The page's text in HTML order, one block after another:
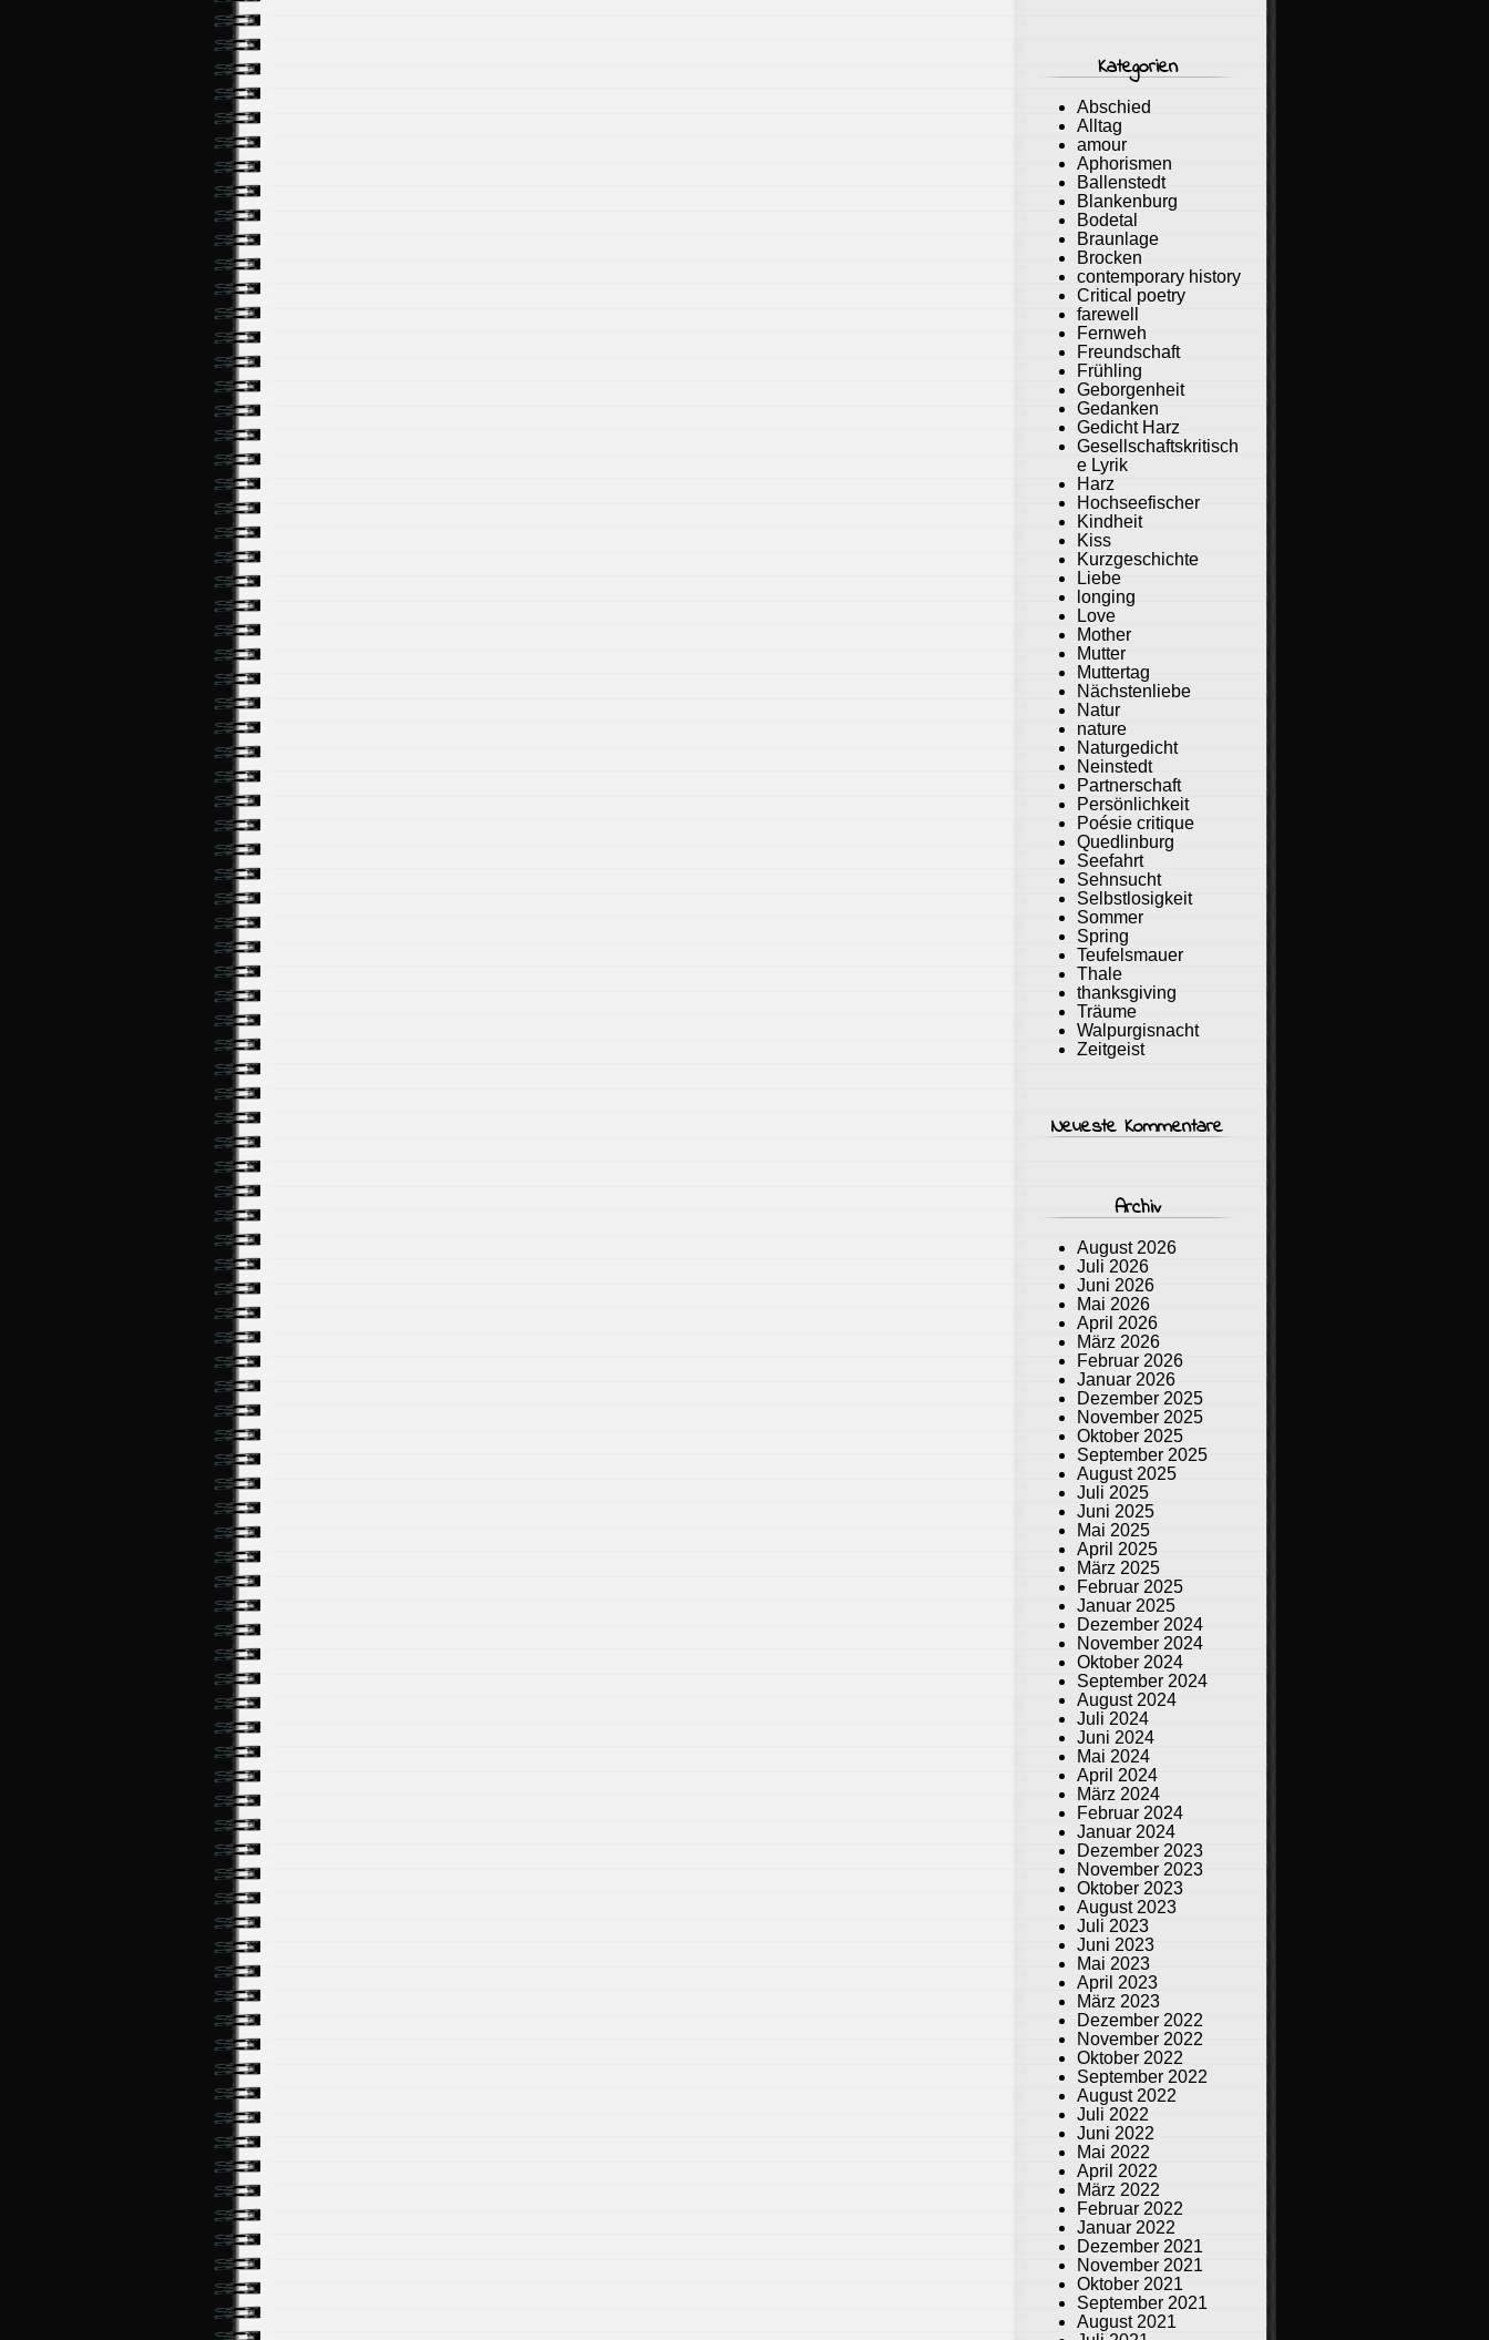
Kategorien
Abschied
Alltag
amour
Aphorismen
Ballenstedt
Blankenburg
Bodetal
Braunlage
Brocken
contemporary history
Critical poetry
farewell
Fernweh
Freundschaft
Frühling
Geborgenheit
Gedanken
Gedicht Harz
Gesellschaftskritisch
e Lyrik
Harz
Hochseefischer
Kindheit
Kiss
Kurzgeschichte
Liebe
longing
Love
Mother
Mutter
Muttertag
Nächstenliebe
Natur
nature
Naturgedicht
Neinstedt
Partnerschaft
Persönlichkeit
Poésie critique
Quedlinburg
Seefahrt
Sehnsucht
Selbstlosigkeit
Sommer
Spring
Teufelsmauer
Thale
thanksgiving
Träume
Walpurgisnacht
Zeitgeist
Neueste Kommentare
Archiv
August 2026
Juli 2026
Juni 2026
Mai 2026
April 2026
März 2026
Februar 2026
Januar 2026
Dezember 2025
November 2025
Oktober 2025
September 2025
August 2025
Juli 2025
Juni 2025
Mai 2025
April 2025
März 2025
Februar 2025
Januar 2025
Dezember 2024
November 2024
Oktober 2024
September 2024
August 2024
Juli 2024
Juni 2024
Mai 2024
April 2024
März 2024
Februar 2024
Januar 2024
Dezember 2023
November 2023
Oktober 2023
August 2023
Juli 2023
Juni 2023
Mai 2023
April 2023
März 2023
Dezember 2022
November 2022
Oktober 2022
September 2022
August 2022
Juli 2022
Juni 2022
Mai 2022
April 2022
März 2022
Februar 2022
Januar 2022
Dezember 2021
November 2021
Oktober 2021
September 2021
August 2021